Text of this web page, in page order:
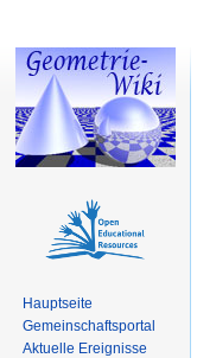
Hauptseite
Gemeinschaftsportal
Aktuelle Ereignisse